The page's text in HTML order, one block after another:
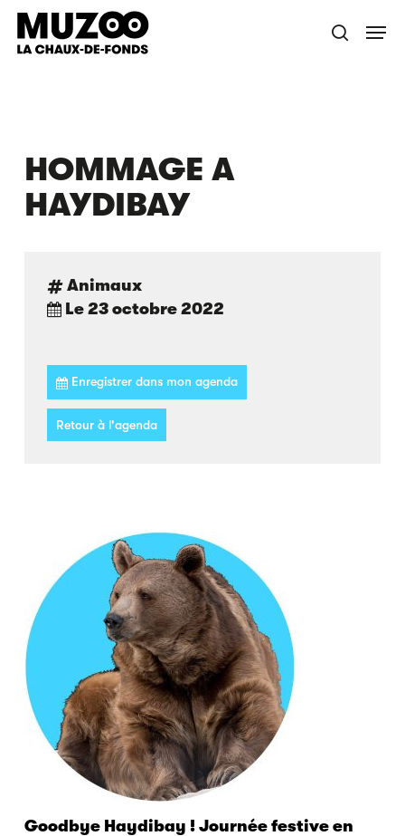
Skip
main
recherche
Menu
HOMMAGE A
HAYDIBAY
Animaux
Le 23 octobre 2022
Enregistrer dans mon agenda
Retour à l'agenda
Goodbye Haydibay ! Journée festive en